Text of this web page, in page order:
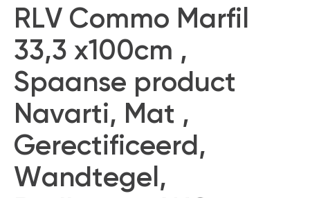
RLV Commo Marfil
33,3 x100cm ,
Spaanse product
Navarti, Mat ,
Gerectificeerd,
Wandtegel,